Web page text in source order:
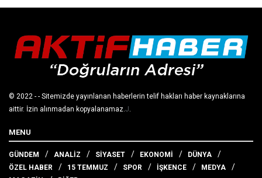
© 2022 - - Sitemizde yayınlanan haberlerin telif hakları haber kaynaklarına
aittir. İzin alınmadan kopyalanamaz.J.
MENU
GÜNDEM ANALİZ SİYASET EKONOMİ
DÜNYA
ÖZEL HABER
15 TEMMUZ SPOR İŞKENCE
MEDYA